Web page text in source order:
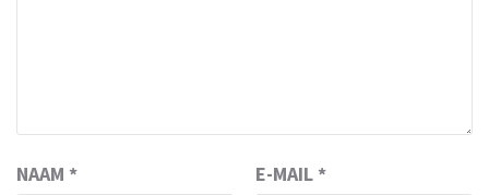
NAAM * E-MAIL *